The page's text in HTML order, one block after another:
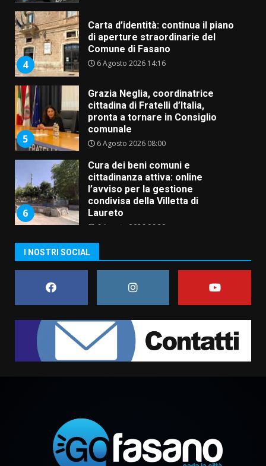
4
Carta d’identità: continua il piano
di aperture straordinarie del
Comune di Fasano
6 Agosto 2026 14:16
5
Grazia Neglia, coordinatrice
cittadina di Fratelli d’Italia,
pronta a tornare in Consiglio
comunale
6 Agosto 2026 08:00
6
Cura dei beni comuni e
cittadinanza attiva: online
l’avviso per la gestione
condivisa della Villetta di
Laureto
6 Agosto 2026 06:20
La magia del Minareto e la prima
assoluta de “L’Albergo
Belvedere. Il rapimento”
6 Agosto 2026 06:15
Rivoluzione”: nuovo
appuntamento con “Fasano in
Banda”
7 Agosto 2026 06:05
7 Agosto 2026 06:00
I NOSTRI SOCIAL